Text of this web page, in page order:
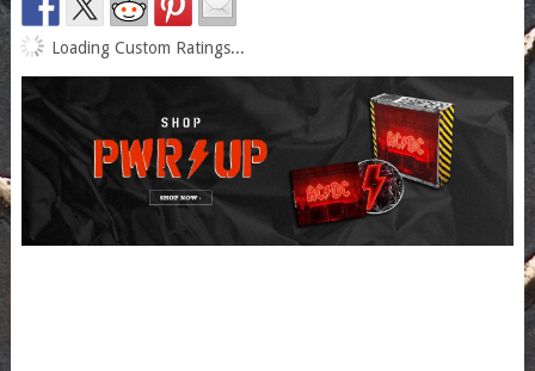
Loading Custom Ratings...